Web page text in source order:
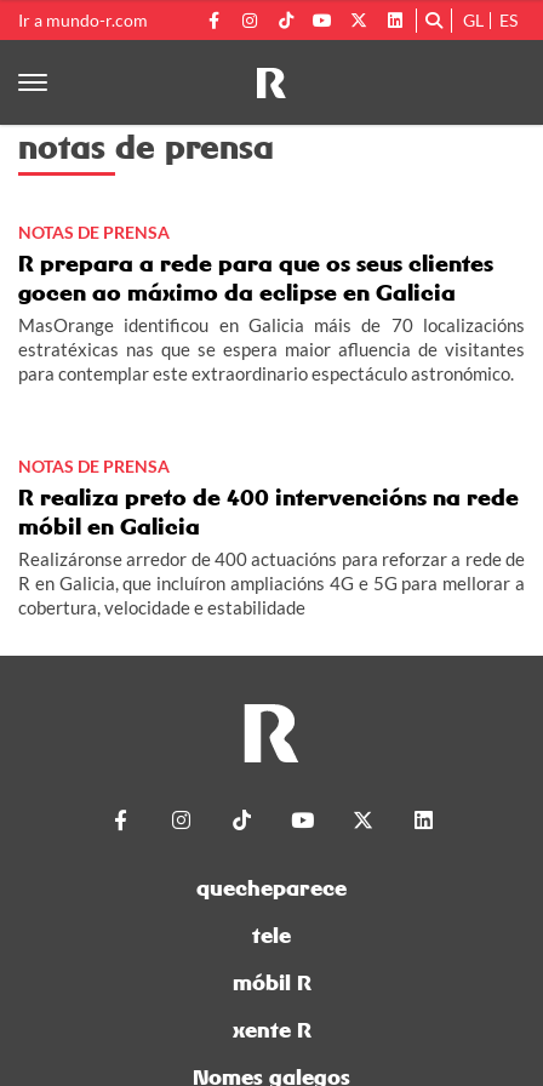
Ir a mundo-r.com GL ES
notas de prensa
NOTAS DE PRENSA
R prepara a rede para que os seus clientes
gocen ao máximo da eclipse en Galicia
MasOrange identificou en Galicia máis de 70 localizacións
estratéxicas nas que se espera maior afluencia de visitantes
para contemplar este extraordinario espectáculo astronómico.
NOTAS DE PRENSA
R realiza preto de 400 intervencións na rede
móbil en Galicia
Realizáronse arredor de 400 actuacións para reforzar a rede de
R en Galicia, que incluíron ampliacións 4G e 5G para mellorar a
cobertura, velocidade e estabilidade
quecheparece
tele
móbil R
xente R
Nomes galegos